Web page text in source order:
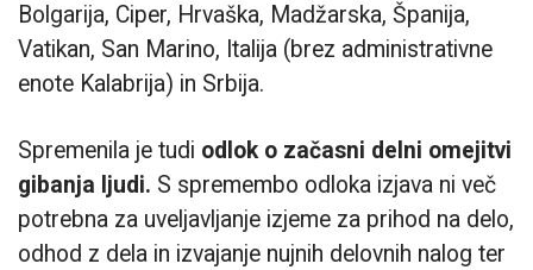
Bolgarija, Ciper, Hrvaška, Madžarska, Španija,
Vatikan, San Marino, Italija (brez administrativne
enote Kalabrija) in Srbija.
Spremenila je tudi odlok o začasni delni omejitvi
gibanja ljudi. S spremembo odloka izjava ni več
potrebna za uveljavljanje izjeme za prihod na delo,
odhod z dela in izvajanje nujnih delovnih nalog ter